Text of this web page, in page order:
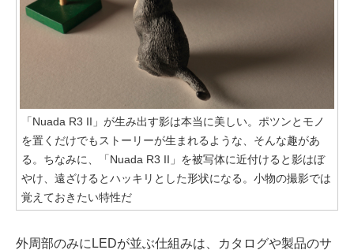
「Nuada R3 II」が生み出す影は本当に美しい。ポツンとモノ
を置くだけでもストーリーが生まれるような、そんな趣があ
る。ちなみに、「Nuada R3 II」を被写体に近付けると影はぼ
やけ、遠ざけるとハッキリとした形状になる。小物の撮影では
覚えておきたい特性だ
外周部のみにLEDが並ぶ仕組みは、カタログや製品のサ